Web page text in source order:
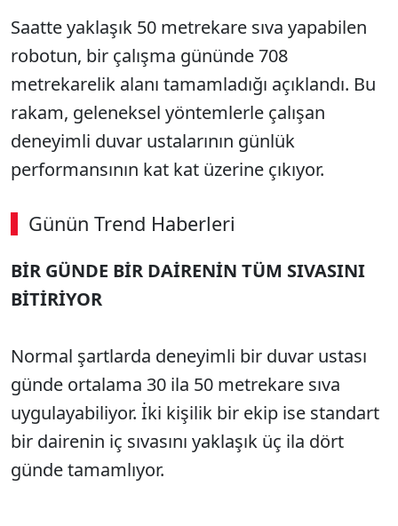
Saatte yaklaşık 50 metrekare sıva yapabilen
robotun, bir çalışma gününde 708
metrekarelik alanı tamamladığı açıklandı. Bu
rakam, geleneksel yöntemlerle çalışan
deneyimli duvar ustalarının günlük
performansının kat kat üzerine çıkıyor.
Günün Trend Haberleri
BİR GÜNDE BİR DAİRENİN TÜM SIVASINI
BİTİRİYOR
Normal şartlarda deneyimli bir duvar ustası
günde ortalama 30 ila 50 metrekare sıva
uygulayabiliyor. İki kişilik bir ekip ise standart
bir dairenin iç sıvasını yaklaşık üç ila dört
günde tamamlıyor.